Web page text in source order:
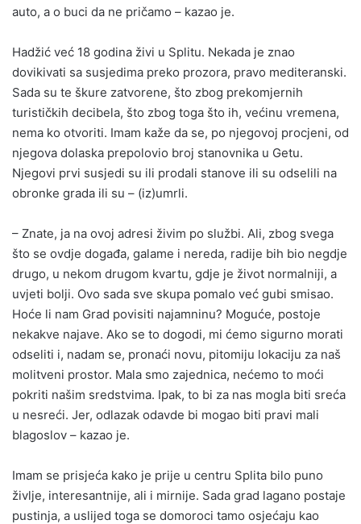
auto, a o buci da ne pričamo – kazao je.
Hadžić već 18 godina živi u Splitu. Nekada je znao
dovikivati sa susjedima preko prozora, pravo mediteranski.
Sada su te škure zatvorene, što zbog prekomjernih
turističkih decibela, što zbog toga što ih, većinu vremena,
nema ko otvoriti. Imam kaže da se, po njegovoj procjeni, od
njegova dolaska prepolovio broj stanovnika u Getu.
Njegovi prvi susjedi su ili prodali stanove ili su odselili na
obronke grada ili su – (iz)umrli.
– Znate, ja na ovoj adresi živim po službi. Ali, zbog svega
što se ovdje događa, galame i nereda, radije bih bio negdje
drugo, u nekom drugom kvartu, gdje je život normalniji, a
uvjeti bolji. Ovo sada sve skupa pomalo već gubi smisao.
Hoće li nam Grad povisiti najamninu? Moguće, postoje
nekakve najave. Ako se to dogodi, mi ćemo sigurno morati
odseliti i, nadam se, pronaći novu, pitomiju lokaciju za naš
molitveni prostor. Mala smo zajednica, nećemo to moći
pokriti našim sredstvima. Ipak, to bi za nas mogla biti sreća
u nesreći. Jer, odlazak odavde bi mogao biti pravi mali
blagoslov – kazao je.
Imam se prisjeća kako je prije u centru Splita bilo puno
življe, interesantnije, ali i mirnije. Sada grad lagano postaje
pustinja, a uslijed toga se domoroci tamo osjećaju kao